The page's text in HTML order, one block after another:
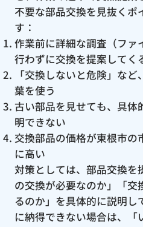
不要な部品交換を見抜くポ
す：
作業前に詳細な調査（ファ
行わずに交換を提案してく
「交換しないと危険」な
葉を使う
古い部品を見せても、具体
明できない
交換部品の価格が東根市の
に高い
対策としては、部品交換を
の交換が必要なのか」「交
るのか」を具体的に説明し
に納得できない場合は、